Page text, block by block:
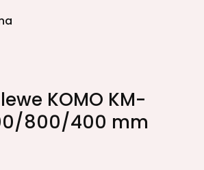
KOMO KM-
800/400 mm